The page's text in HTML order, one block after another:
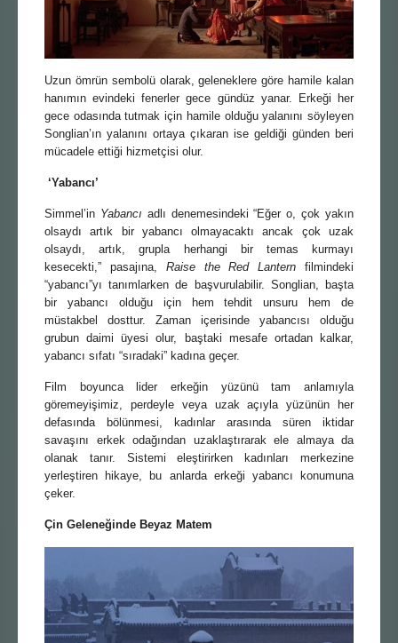
Uzun ömrün sembolü olarak, geleneklere göre hamile kalan
hanımın evindeki fenerler gece gündüz yanar. Erkeği her
gece odasında tutmak için hamile olduğu yalanını söyleyen
Songlian’ın yalanını ortaya çıkaran ise geldiği günden beri
mücadele ettiği hizmetçisi olur.
‘Yabancı’
Simmel’in Yabancı adlı denemesindeki “Eğer o, çok yakın
olsaydı artık bir yabancı olmayacaktı ancak çok uzak
olsaydı, artık, grupla herhangi bir temas kurmayı
kesecekti,” pasajına, Raise the Red Lantern filmindeki
“yabancı”yı tanımlarken de başvurulabilir. Songlian, başta
bir yabancı olduğu için hem tehdit unsuru hem de
müstakbel dosttur. Zaman içerisinde yabancısı olduğu
grubun daimi üyesi olur, baştaki mesafe ortadan kalkar,
yabancı sıfatı “sıradaki” kadına geçer.
Film boyunca lider erkeğin yüzünü tam anlamıyla
göremeyişimiz, perdeyle veya uzak açıyla yüzünün her
defasında bölünmesi, kadınlar arasında süren iktidar
savaşını erkek odağından uzaklaştırarak ele almaya da
olanak tanır. Sistemi eleştirirken kadınları merkezine
yerleştiren hikaye, bu anlarda erkeği yabancı konumuna
çeker.
Çin Geleneğinde Beyaz Matem